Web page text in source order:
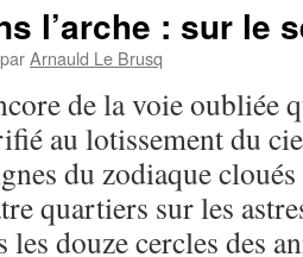
l’arche : sur le
parArnauld Le Brusq
de la voie oubliée
au lotissement du
du zodiaque
quartiers sur les
douze cercles des